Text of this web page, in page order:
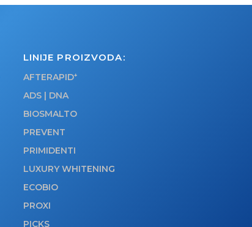
LINIJE PROIZVODA:
AFTERAPID
ADS | DNA
BIOSMALTO
PREVENT
PRIMIDENTI
LUXURY WHITENING
ECOBIO
PROXI
PICKS